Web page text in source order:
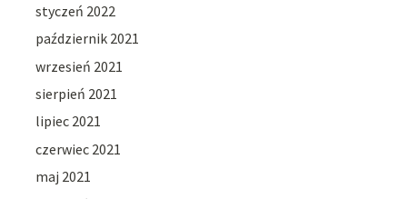
styczeń 2022
październik 2021
wrzesień 2021
sierpień 2021
lipiec 2021
czerwiec 2021
maj 2021